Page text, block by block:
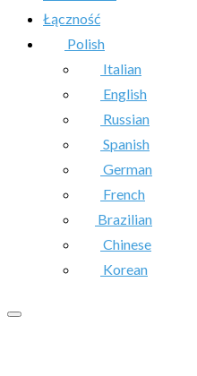
Łączność
Polish
Italian
English
Russian
Spanish
German
French
Brazilian
Chinese
Korean